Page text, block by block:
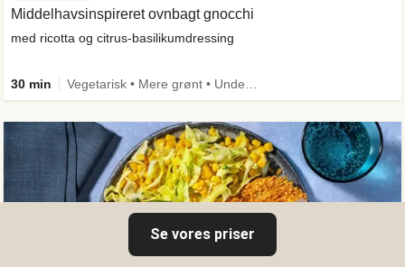
Middelhavsinspireret ovnbagt gnocchi
med ricotta og citrus-basilikumdressing
30 min
Se vores priser